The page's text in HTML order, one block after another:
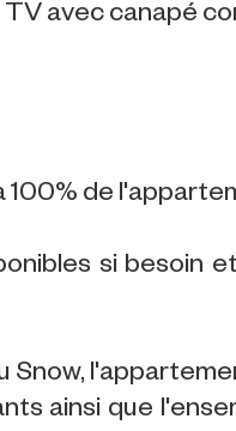
TV avec canapé
100% de
si besoin
Snow,
ainsi que